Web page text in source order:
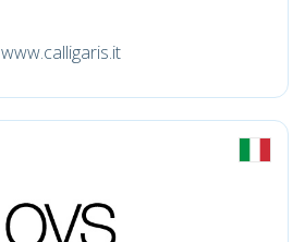
www.calligaris.it